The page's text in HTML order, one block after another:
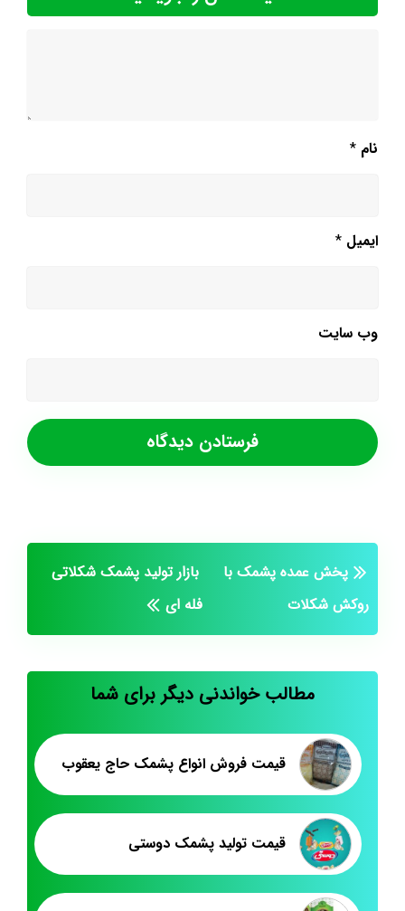
نام *
ایمیل *
وب‌ سایت
پخش عمده پشمک با
روکش شکلات
بازار تولید پشمک شکلاتی
فله ای
مطالب خواندنی دیگر برای شما
قیمت فروش انواع پشمک حاج یعقوب
قیمت تولید پشمک دوستی